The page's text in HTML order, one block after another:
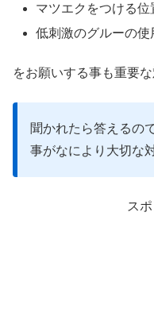
マツエクをつける位
低刺激のグルーの使
をお願いする事も重要な
聞かれたら答えるの
事がなにより大切な
ス